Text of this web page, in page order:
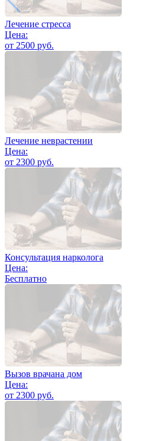
Лечение стресса
Цена:
от 2500 руб.
Лечение неврастении
Цена:
от 2300 руб.
Консультация нарколога
Цена:
Бесплатно
Вызов врачана дом
Цена:
от 2300 руб.